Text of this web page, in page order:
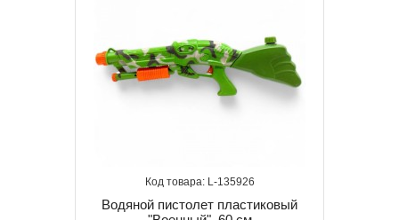
135926
Водяной пистолет пластиковый